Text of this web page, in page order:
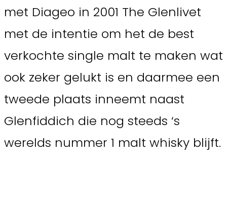
met Diageo in 2001 The Glenlivet
met de intentie om het de best
verkochte single malt te maken wat
ook zeker gelukt is en daarmee een
tweede plaats inneemt naast
Glenfiddich die nog steeds ‘s
werelds nummer 1 malt whisky blijft.